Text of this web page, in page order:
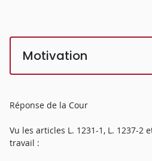
Motivation
Réponse de la Cour
Vu les articles L. 1231-1, L. 1237-2
travail :